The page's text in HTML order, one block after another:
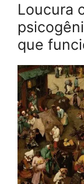
Loucura
que